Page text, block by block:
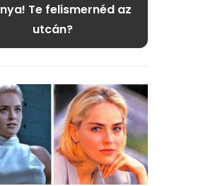
Te felismernéd az
utcán?